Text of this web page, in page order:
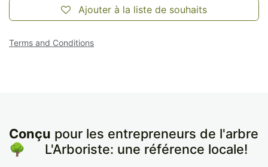
Ajouter à la liste de souhaits
Terms and Conditions
Conçu pour les entrepreneurs de l'arbre
🌳
​L'Arboriste: une référence locale!